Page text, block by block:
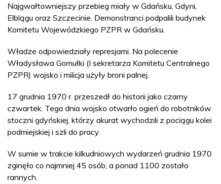
Najgwałtowniejszy przebieg miały w Gdańsku, Gdyni,
Elblągu oraz Szczecinie. Demonstranci podpalili budynek
Komitetu Wojewódzkiego PZPR w Gdańsku.
Władze odpowiedziały represjami. Na polecenie
Władysława Gomułki (I sekretarza Komitetu Centralnego
PZPR) wojsko i milicja użyły broni palnej.
17 grudnia 1970 r. przeszedł do historii jako czarny
czwartek. Tego dnia wojsko otwarło ogień do robotników
stoczni gdyńskiej, którzy akurat wychodzili z pociągu kolei
podmiejskiej i szli do pracy.
W sumie w trakcie kilkudniowych wydarzeń grudnia 1970
zginęło co najmniej 45 osób, a ponad 1100 zostało
rannych.